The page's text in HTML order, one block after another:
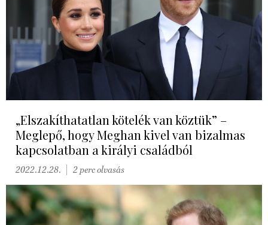
„Elszakíthatatlan kötelék van köztük” –
Meglepő, hogy Meghan kivel van bizalmas
kapcsolatban a királyi családból
2022.12.28. 2 perc olvasás